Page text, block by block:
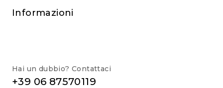
Informazioni
Hai un dubbio? Contattaci
+39 06 87570119